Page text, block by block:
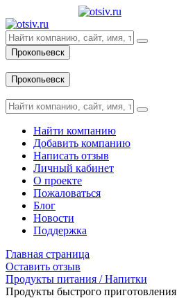
Прокопьевск
Прокопьевск
Найти компанию
Добавить компанию
Написать отзыв
Личный кабинет
О проекте
Пожаловаться
Блог
Новости
Поддержка
Главная страница
Оставить отзыв
Продукты питания / Напитки
Продукты быстрого приготовления